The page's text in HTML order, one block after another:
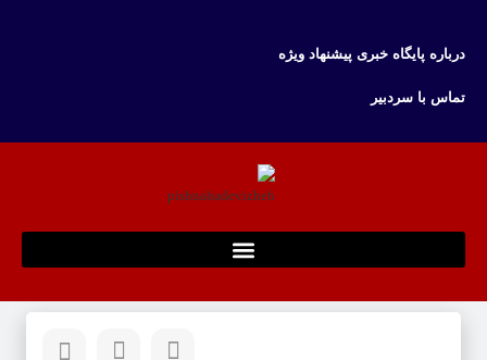
درباره پایگاه خبری پیشنهاد ویژه
تماس با سردبیر